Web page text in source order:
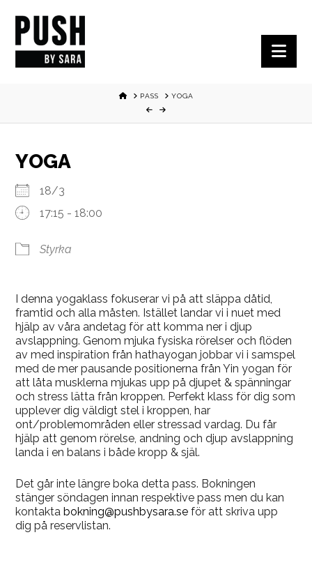
HOMEPASS YOGA
YOGA
18/3
17:15 - 18:00
Styrka
I denna yogaklass fokuserar vi på att släppa dåtid,
framtid och alla måsten. Istället landar vi i nuet med
hjälp av våra andetag för att komma ner i djup
avslappning. Genom mjuka fysiska rörelser och flöden
av med inspiration från hathayogan jobbar vi i samspel
med de mer pausande positionerna från Yin yogan för
att låta musklerna mjukas upp på djupet & spänningar
och stress lätta från kroppen. Perfekt klass för dig som
upplever dig väldigt stel i kroppen, har
ont/problemområden eller stressad vardag. Du får
hjälp att genom rörelse, andning och djup avslappning
landa i en balans i både kropp & själ.
Det går inte längre boka detta pass. Bokningen
stänger söndagen innan respektive pass men du kan
kontaktabokning@pushbysara.se för att skriva upp
dig på reservlistan.